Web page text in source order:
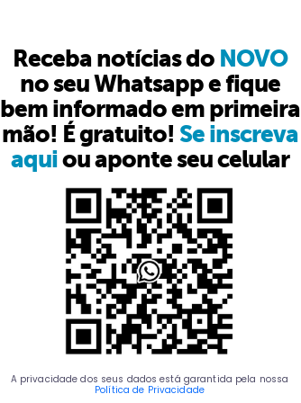
Receba notícias do NOVO
no seu Whatsapp e fique
bem informado em primeira
mão! É gratuito! Se inscreva
aquiou aponte seu celular
A privacidade dos seus dados está garantida pela nossa
Política de Privacidade